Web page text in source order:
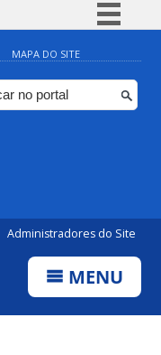
Simplifique!
Comunica BR
Participe
MAPA DO SITE
Administradores do Site
MENU